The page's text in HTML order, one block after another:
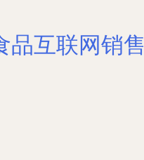
品互联网销售